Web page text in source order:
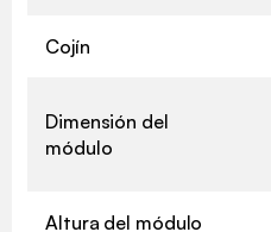
Cojín
Dimensión del
módulo
Altura del módulo